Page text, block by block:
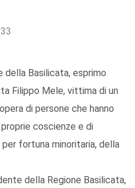
della Basilicata, esprimo
Filippo Mele, vittima di un
di persone che hanno
coscienze e di
fortuna minoritaria, della
della Regione Basilicata,